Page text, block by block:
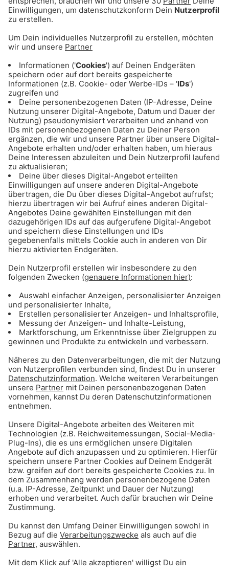
Immer die beste Musik in
unseren gratis Gong 96.3
Streams
Gong 96.3 Weihnachtshits
Die schönsten Weihnachtslieder in einer
Playlist
Gong 96.3 PartyGong
Dance, House und Club-Classics zum Abtanzen
und Party feiern